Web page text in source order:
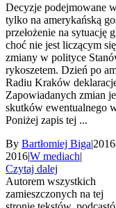
Decyzje podejmowane
tylko na amerykańską
przełożenie na sytuację
choć nie jest liczącym
zmiany w polityce
rykoszetem. Dzień po
Radiu Kraków
Zapowiadanych zmian
skutków ewentualnego
Poniżej zapis tej ...
By Bartłomiej Biga|
2016|W mediach|
Czytaj dalej
Autorem wszystkich
zamieszczonych na tej